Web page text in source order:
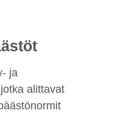
ja
alittavat